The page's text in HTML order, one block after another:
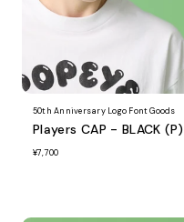
50th Anniversary Logo Font Goods
Players CAP - BLACK (P)
¥7,700